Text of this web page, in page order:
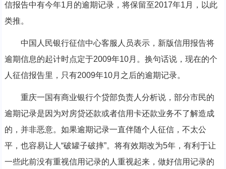
信报告中有今年1月的逾期记录，将保留至2017年1月，以此
类推。
中国人民银行征信中心客服人员表示，新版信用报告将
逾期信息的起计时点定于2009年10月。换句话说，现在的个
人征信报告里，只有2009年10月之后的逾期记录。
重庆一国有商业银行个贷部负责人分析说，部分市民的
逾期记录是因为对房贷还款或者信用卡还款业务不了解造成
的，并非恶意。如果逾期记录一直伴随个人征信，不太公
平，也容易让人“破罐子破摔”。将有效期改为5年，有利于让
一些此前没有重视信用记录的人重视起来，做好信用记录的